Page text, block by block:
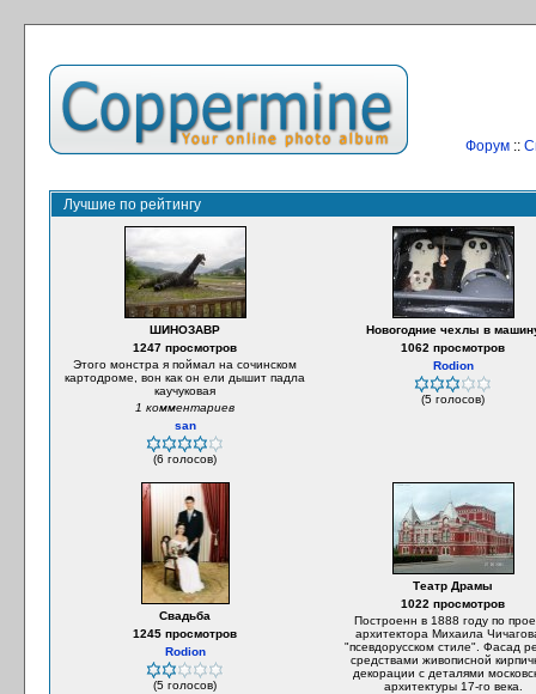
Форум::
Лучшие по рейтингу
ШИНОЗАВР
1247 просмотров
Этого монстра я поймал на сочинском
картодроме, вон как он ели дышит падла
каучуковая
1 комментариев
san
(6 голосов)
Новогодние чехлы в
1062 просмотров
Rodion
(5 голосов)
Свадьба
1245 просмотров
Rodion
(5 голосов)
Театр Драмы
1022 просмотров
Построенн в 1888 году по
архитектора Михаила
"псевдорусском стиле". Фасад
средствами живописной
декорации с деталями
архитектуры 17-го века.